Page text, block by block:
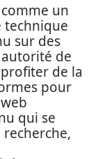
un
technique
sur des
de
de la
pour
qui se